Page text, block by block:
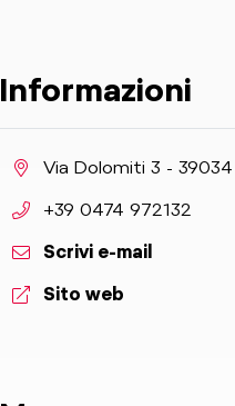
Informazioni
aria.location:
Via Dolomiti 3 -
aria.phone:
+39 0474 972132
Scrivi e-mail
aria.website:
Sito web